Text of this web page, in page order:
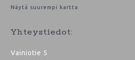
Näytä suurempi kartta
Yhteystiedot:
Vainiotie 5